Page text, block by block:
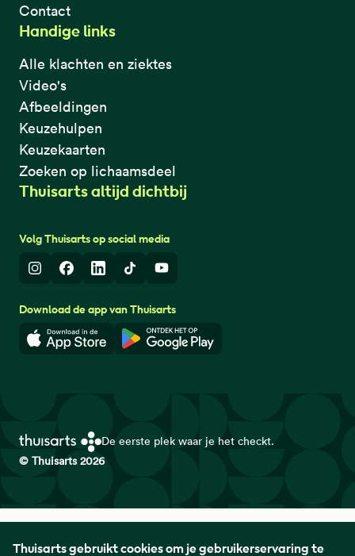
Thuisarts gebruikt cookies om je gebruikerservaring te
Contact
Handige links
Alle klachten en ziektes
Video's
Afbeeldingen
Keuzehulpen
Keuzekaarten
Zoeken op lichaamsdeel
Thuisarts altijd dichtbij
Volg Thuisarts op social media
InstagramFacebook
LinkedInTikTokYoutube
Download de app van Thuisarts
Download in de App StoreDownload in de Google Play
De eerste plek waar je het checkt.
© Thuisarts 2026
Huisartsen Genootschap met de Federatie Medisch